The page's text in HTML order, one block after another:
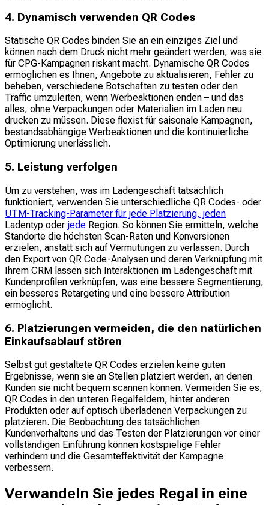
4. Dynamisch verwenden QR Codes
Statische QR Codes binden Sie an ein einziges Ziel und
können nach dem Druck nicht mehr geändert werden, was sie
für CPG-Kampagnen riskant macht. Dynamische QR Codes
ermöglichen es Ihnen, Angebote zu aktualisieren, Fehler zu
beheben, verschiedene Botschaften zu testen oder den
Traffic umzuleiten, wenn Werbeaktionen enden – und das
alles, ohne Verpackungen oder Materialien im Laden neu
drucken zu müssen. Diese flexist für saisonale Kampagnen,
bestandsabhängige Werbeaktionen und die kontinuierliche
Optimierung unerlässlich.
5. Leistung verfolgen
Um zu verstehen, was im Ladengeschäft tatsächlich
funktioniert, verwenden Sie unterschiedliche QR Codes- oder
UTM-Tracking-Parameter für jede Platzierung, jeden
Ladentyp oder jede Region. So können Sie ermitteln, welche
Standorte die höchsten Scan-Raten und Konversionen
erzielen, anstatt sich auf Vermutungen zu verlassen. Durch
den Export von QR Code-Analysen und deren Verknüpfung mit
Ihrem CRM lassen sich Interaktionen im Ladengeschäft mit
Kundenprofilen verknüpfen, was eine bessere Segmentierung,
ein besseres Retargeting und eine bessere Attribution
ermöglicht.
6. Platzierungen vermeiden, die den natürlichen
Einkaufsablauf stören
Selbst gut gestaltete QR Codes erzielen keine guten
Ergebnisse, wenn sie an Stellen platziert werden, an denen
Kunden sie nicht bequem scannen können. Vermeiden Sie es,
QR Codes in den unteren Regalfeldern, hinter anderen
Produkten oder auf optisch überladenen Verpackungen zu
platzieren. Die Beobachtung des tatsächlichen
Kundenverhaltens und das Testen der Platzierungen vor einer
vollständigen Einführung können kostspielige Fehler
verhindern und die Gesamteffektivität der Kampagne
verbessern.
Verwandeln Sie jedes Regal in eine